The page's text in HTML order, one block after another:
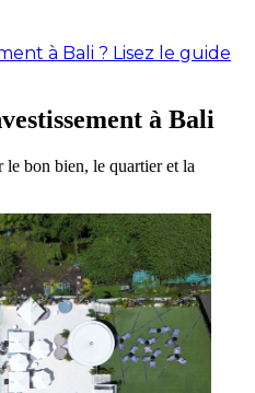
à Bali ? Lisez le guide
à Bali
bon bien, le quartier et la